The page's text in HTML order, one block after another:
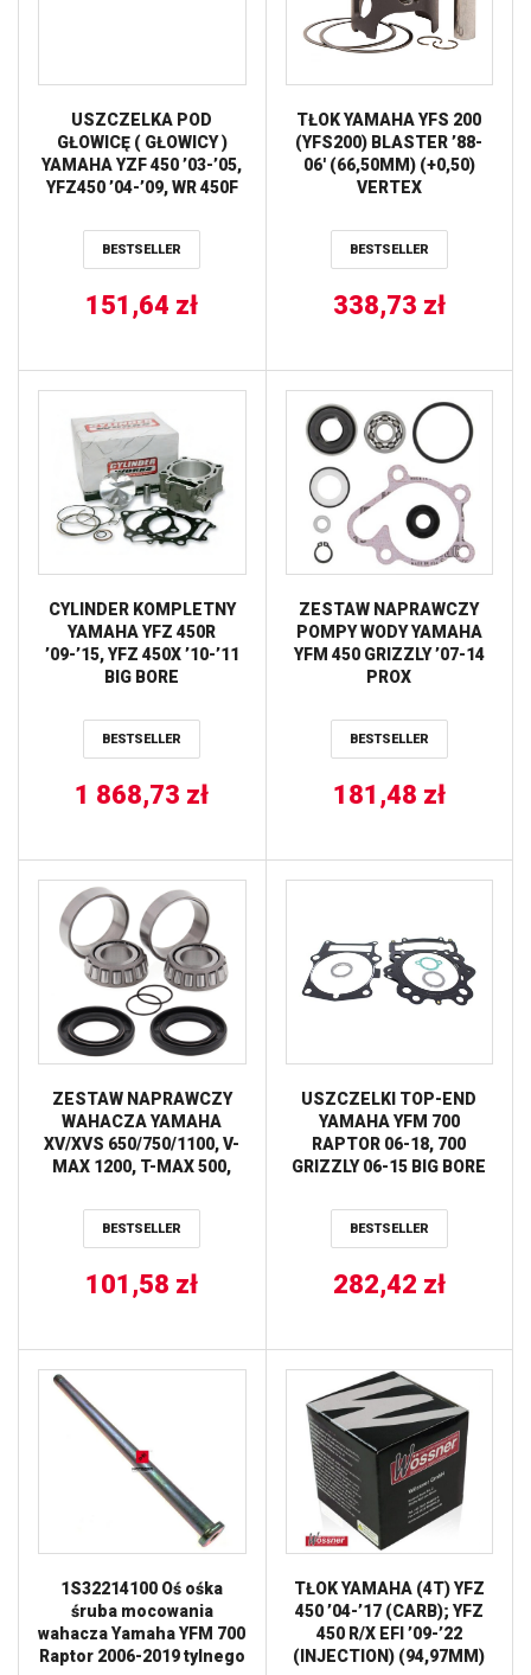
USZCZELKA POD
GŁOWICĘ ( GŁOWICY )
YAMAHA YZF 450 ’03-’05,
YFZ450 ’04-’09, WR 450F
BESTSELLER
151,64 zł
TŁOK YAMAHA YFS 200
(YFS200) BLASTER ’88-
06′ (66,50MM) (+0,50)
VERTEX
BESTSELLER
338,73 zł
CYLINDER KOMPLETNY
YAMAHA YFZ 450R
’09-’15, YFZ 450X ’10-’11
BIG BORE
CYLINDER WORKS
BESTSELLER
1 868,73 zł
ZESTAW NAPRAWCZY
POMPY WODY YAMAHA
YFM 450 GRIZZLY ’07-14
PROX
BESTSELLER
181,48 zł
ZESTAW NAPRAWCZY
WAHACZA YAMAHA
XV/XVS 650/750/1100, V-
MAX 1200, T-MAX 500,
BESTSELLER
101,58 zł
USZCZELKI TOP-END
YAMAHA YFM 700
RAPTOR 06-18, 700
GRIZZLY 06-15 BIG BORE
BESTSELLER
282,42 zł
1S32214100 Oś ośka
śruba mocowania
wahacza Yamaha YFM 700
Raptor 2006-2019 tylnego
TŁOK YAMAHA (4T) YFZ
450 ’04-’17 (CARB); YFZ
450 R/X EFI ’09-’22
(INJECTION) (94,97MM)